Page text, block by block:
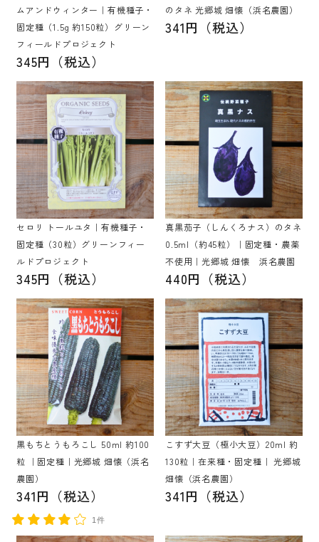
ムアンドウィンター｜有機種子・
固定種（1.5g 約150粒）グリーン
フィールドプロジェクト
345円（税込）
のタネ 光郷城 畑懐（浜名農園）
341円（税込）
セロリ トールユタ｜有機種子・
固定種（30粒）グリーンフィー
ルドプロジェクト
345円（税込）
真黒茄子（しんくろナス）のタネ
0.5ml（約45粒）｜固定種・農薬
不使用｜光郷城 畑懐 浜名農園
440円（税込）
黒もちとうもろこし 50ml 約100
粒 ｜固定種｜光郷城 畑懐（浜名
農園）
341円（税込）
1件
こすず大豆（極小大豆）20ml 約
130粒｜在来種・固定種｜ 光郷城
畑懐（浜名農園）
341円（税込）